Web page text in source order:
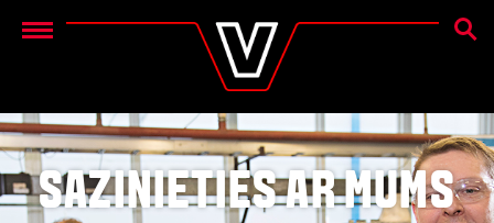
Menu
SAZINIETIES AR MUMS